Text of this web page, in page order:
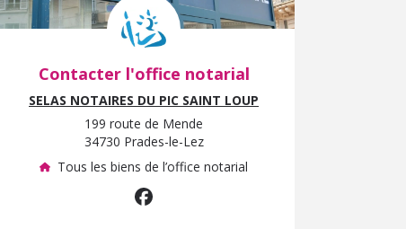
Contacter l'office notarial
SELAS NOTAIRES DU PIC SAINT LOUP
199 route de Mende
34730 Prades-le-Lez
Tous les biens de l’office notarial